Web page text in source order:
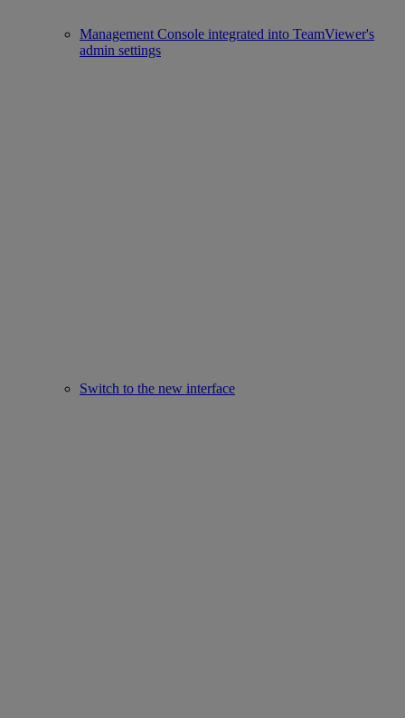
Management Console integrated into TeamViewer's
admin settings
Switch to the new interface